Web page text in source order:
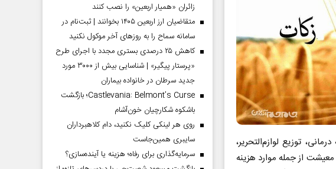
توزیع لوازم‌التحریر،
از جمله موارد هزینه
زائران «همیار اربعین» را نصب کنند
متقاضیان ارز اربعین ۱۴۰۵ بخوانند | ثبت‌نام در
سامانه سماح را به روز‌های آخر موکول نکنید
کاهش ۲۵ درصدی بستری مجدد با اجرای طرح
«پرستار پیگیر» | شناسایی بیش از ۳۰۰۰ مورد
جدید سرطان در خانواده بیماران
Castlevania: Belmont’s Curse؛ بازگشت
باشکوه شکارچیان خون‌آشام
روی هر لینکی کلیک نکنید، دام کلاهبرداران
سایبری همین‌جاست
سرمایه‌گذاری برای رفاه؛ هزینه یا آینده‌سازی؟